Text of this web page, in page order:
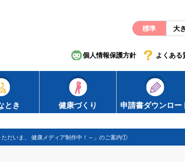
とき 健康づくり 申請書ダウンロー
個人情報保護方針 よくある
標準 大
だいま、 健康メディア制作中！～」のご案内①